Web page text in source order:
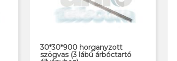
30*30*900 horganyzott
szögvas (3 lábú árbóctartó